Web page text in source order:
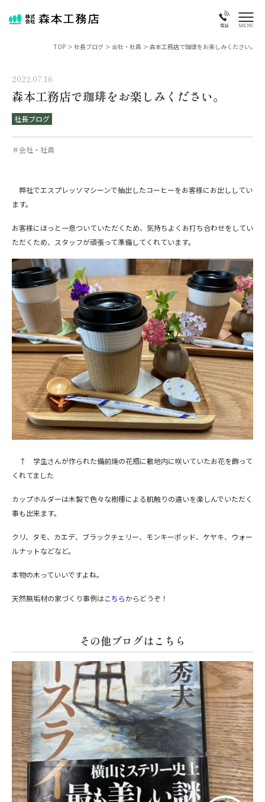
電話 MENU
TOP > 社長ブログ > 会社・社員 > 森本工務店で珈琲をお楽しみください。
2022.07.16
森本工務店で珈琲をお楽しみください。
社長ブログ
＃会社・社員
弊社でエスプレッソマシーンで抽出したコーヒーをお客様にお出ししてい
ます。
お客様にほっと一息ついていただくため、気持ちよくお打ち合わせをしてい
ただくため、スタッフが頑張って準備してくれています。
↑ 学生さんが作られた備前焼の花瓶に敷地内に咲いていたお花を飾って
くれてました
カップホルダーは木製で色々な樹種による肌触りの違いを楽しんでいただく
事も出来ます。
クリ、タモ、カエデ、ブラックチェリー、モンキーポッド、ケヤキ、ウォー
ルナットなどなど。
本物の木っていいですよね。
天然無垢材の家づくり事例はこちらからどうぞ！
その他ブログはこちら